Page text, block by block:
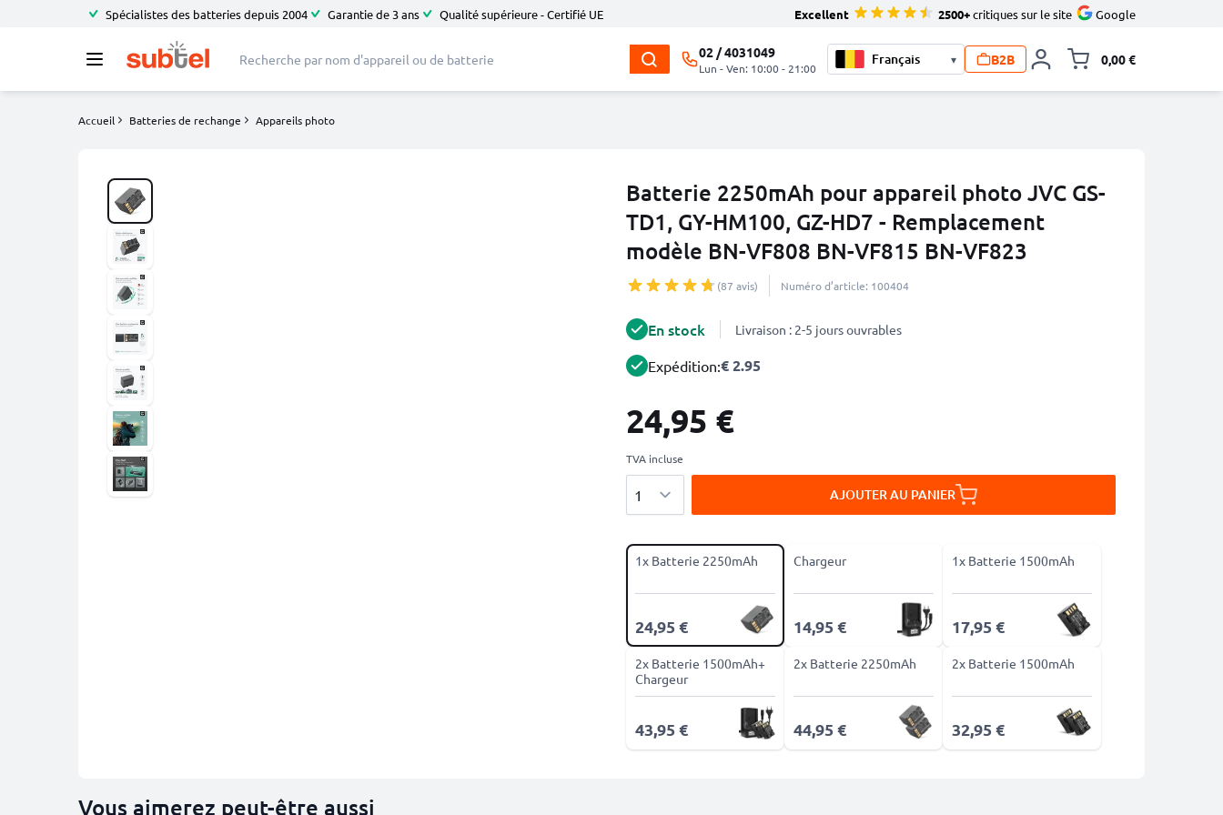
Spécialistes des batteries depuis 2004 Garantie de 3 ans Qualité supérieure - Certifié UE Excellent 2500+critiques sur le site Google
02 / 4031049
Lun - Ven: 10:00 - 21:00
▾ B2B 0,00 €
Accueil Batteries de rechange Appareils photo
Batterie 2250mAh pour appareil photo JVC GS-
TD1, GY-HM100, GZ-HD7 - Remplacement
modèle BN-VF808 BN-VF815 BN-VF823
(87 avis) Numéro d’article: 100404
En stock Livraison : 2-5 jours ouvrables
Expédition:€ 2.95
24,95 €
TVA incluse
AJOUTER AU PANIER
1x Batterie 2250mAh
24,95 €
Chargeur
14,95 €
1x Batterie 1500mAh
17,95 €
2x Batterie 1500mAh+
Chargeur
43,95 €
2x Batterie 2250mAh
44,95 €
2x Batterie 1500mAh
32,95 €
Vous aimerez peut-être aussi